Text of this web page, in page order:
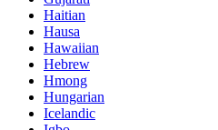
Haitian
Hausa
Hawaiian
Hebrew
Hmong
Hungarian
Icelandic